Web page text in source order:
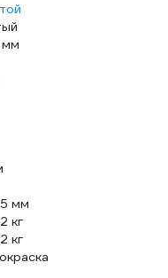
мм
мм
кг
кг